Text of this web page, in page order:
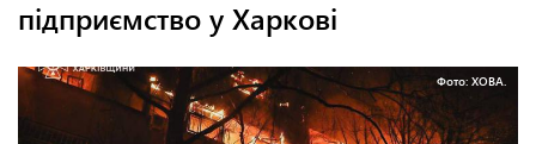
підприємство у Харкові
Фото: ХОВА.